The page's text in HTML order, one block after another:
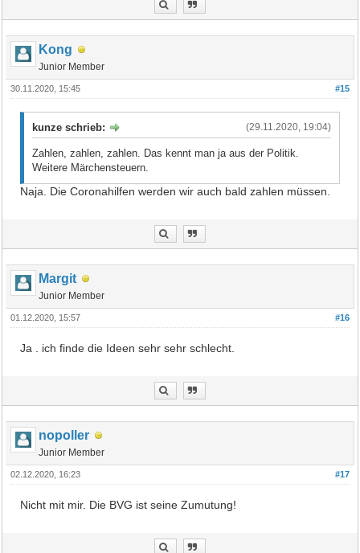
Kong
Junior Member
#15
30.11.2020, 15:45
(29.11.2020, 19:04)
kunze schrieb:
Zahlen, zahlen, zahlen. Das kennt man ja aus der Politik.
Weitere Märchensteuern.
Naja. Die Coronahilfen werden wir auch bald zahlen müssen.
Margit
Junior Member
#16
01.12.2020, 15:57
Ja . ich finde die Ideen sehr sehr schlecht.
nopoller
Junior Member
#17
02.12.2020, 16:23
Nicht mit mir. Die BVG ist seine Zumutung!